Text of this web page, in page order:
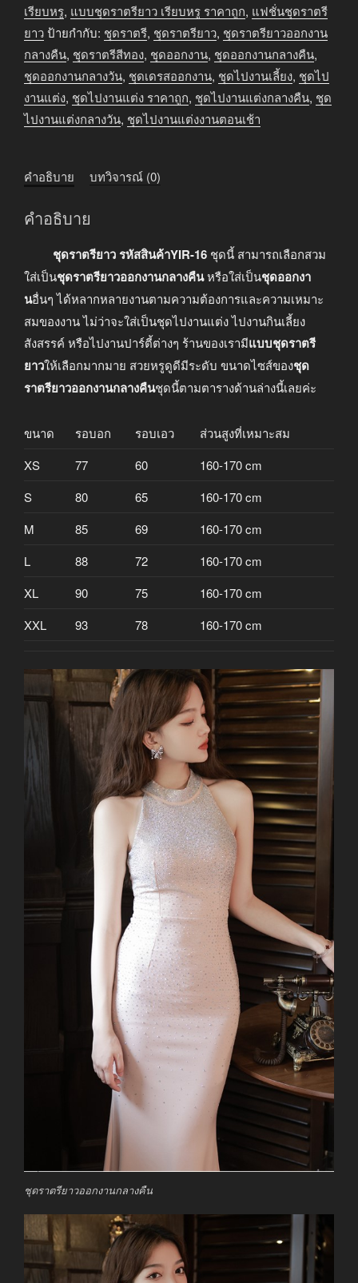
เรียบหรู, แบบชุดราตรียาว เรียบหรู ราคาถูก, แฟชั่นชุดราตรี
ยาวป้ายกำกับ: ชุดราตรี, ชุดราตรียาว, ชุดราตรียาวออกงาน
กลางคืน, ชุดราตรีสีทอง, ชุดออกงาน, ชุดออกงานกลางคืน,
ชุดออกงานกลางวัน, ชุดเดรสออกงาน, ชุดไปงานเลี้ยง, ชุดไป
งานแต่ง, ชุดไปงานแต่ง ราคาถูก, ชุดไปงานแต่งกลางคืน, ชุด
ไปงานแต่งกลางวัน, ชุดไปงานแต่งงานตอนเช้า
คำอธิบาย บทวิจารณ์ (0)
คำอธิบาย
ชุดราตรียาว รหัสสินค้าYIR-16 ชุดนี้ สามารถเลือกสวม
ใส่เป็นชุดราตรียาวออกงานกลางคืนหรือใส่เป็นชุดออกงา
นอื่นๆ ได้หลากหลายงานตามความต้องการและความเหมาะ
สมของงาน ไม่ว่าจะใส่เป็นชุดไปงานแต่ง ไปงานกินเลี้ยง
สังสรรค์ หรือไปงานปาร์ตี้ต่างๆ ร้านของเรามีแบบชุดราตรี
ยาวให้เลือกมากมาย สวยหรูดูดีมีระดับ ขนาดไซส์ของชุด
ราตรียาวออกงานกลางคืนชุดนี้ตามตารางด้านล่างนี้เลยค่ะ
ขนาด รอบอก รอบเอว
ส่วนสูงที่เหมาะสม
XS
77 60
160-170 cm
S
80 65
160-170 cm
M
85 69
160-170 cm
L
88 72
160-170 cm
XL
90 75
160-170 cm
XXL
93 78 160-170 cm
ชุดราตรียาวออกงานกลางคืน